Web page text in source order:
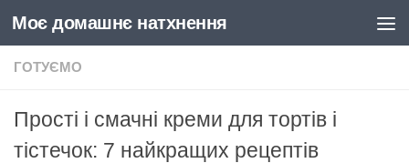
Skip to content
Моє домашнє натхнення
ГОТУЄМО
Прості і смачні креми для тортів і
тістечок: 7 найкращих рецептів